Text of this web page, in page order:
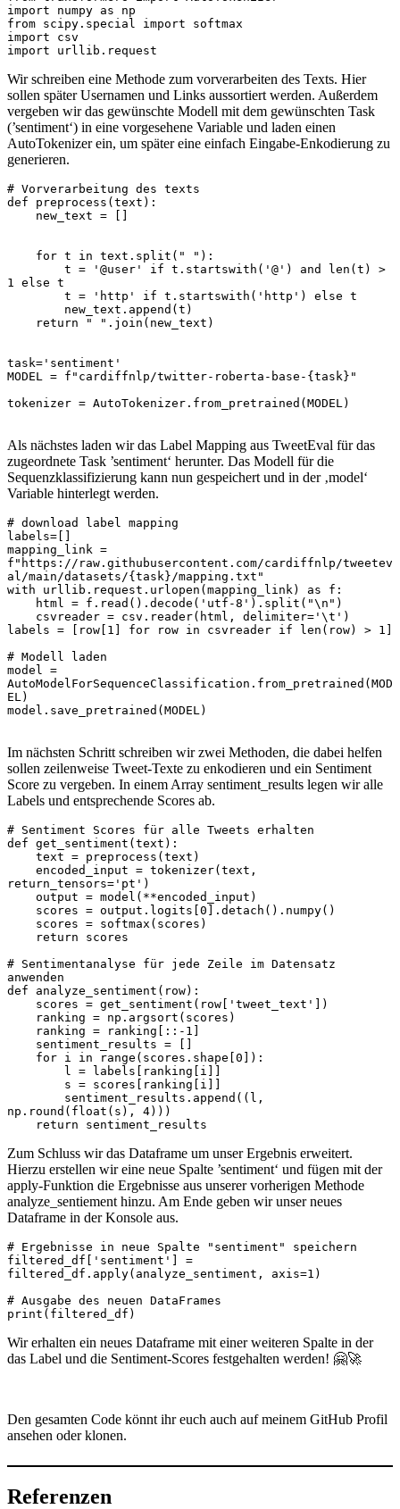
import numpy as np
from scipy.special import softmax
import csv
import urllib.request
Wir schreiben eine Methode zum vorverarbeiten des Texts. Hier
sollen später Usernamen und Links aussortiert werden. Außerdem
vergeben wir das gewünschte Modell mit dem gewünschten Task
(’sentiment‘) in eine vorgesehene Variable und laden einen
AutoTokenizer ein, um später eine einfach Eingabe-Enkodierung zu
generieren.
# Vorverarbeitung des texts
def preprocess(text):
1 else t
task='sentiment'
MODEL = f"cardiffnlp/twitter-roberta-base-{task}"
tokenizer = AutoTokenizer.from_pretrained(MODEL)
Als nächstes laden wir das Label Mapping aus TweetEval für das
zugeordnete Task ’sentiment‘ herunter. Das Modell für die
Sequenzklassifizierung kann nun gespeichert und in der ‚model‘
Variable hinterlegt werden.
# download label mapping
labels=[]
mapping_link =
f"https://raw.githubusercontent.com/cardiffnlp/tweetev
al/main/datasets/{task}/mapping.txt"
with urllib.request.urlopen(mapping_link) as f:
labels = [row[1] for row in csvreader if len(row) > 1]
# Modell laden
model =
AutoModelForSequenceClassification.from_pretrained(MOD
EL)
model.save_pretrained(MODEL)
Im nächsten Schritt schreiben wir zwei Methoden, die dabei helfen
sollen zeilenweise Tweet-Texte zu enkodieren und ein Sentiment
Score zu vergeben. In einem Array sentiment_results legen wir alle
Labels und entsprechende Scores ab.
# Sentiment Scores für alle Tweets erhalten
def get_sentiment(text):
return_tensors='pt')
# Sentimentanalyse für jede Zeile im Datensatz
anwenden
def analyze_sentiment(row):
np.round(float(s), 4)))
    return sentiment_results
Zum Schluss wir das Dataframe um unser Ergebnis erweitert.
Hierzu erstellen wir eine neue Spalte ’sentiment‘ und fügen mit der
apply-Funktion die Ergebnisse aus unserer vorherigen Methode
analyze_sentiement hinzu. Am Ende geben wir unser neues
Dataframe in der Konsole aus.
# Ergebnisse in neue Spalte "sentiment" speichern
filtered_df['sentiment'] =
filtered_df.apply(analyze_sentiment, axis=1)
# Ausgabe des neuen DataFrames
print(filtered_df)
Wir erhalten ein neues Dataframe mit einer weiteren Spalte in der
das Label und die Sentiment-Scores festgehalten werden! 🤗🚀
Den gesamten Code könnt ihr euch auch auf meinem GitHub Profil
ansehen oder klonen.
Referenzen